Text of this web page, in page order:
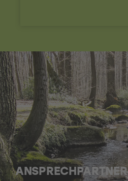
ANSPRECHPARTNER